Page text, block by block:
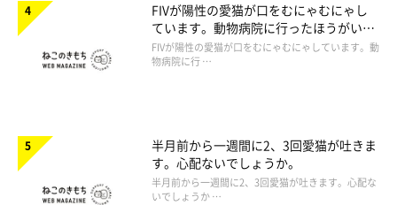
FIVが陽性の愛猫が口をむにゃむにゃし
ています。動物病院に行ったほうがいい
ですか。
FIVが陽性の愛猫が口をむにゃむにゃしています。動
物病院に行 …
半月前から一週間に2、3回愛猫が吐きま
す。心配ないでしょうか。
半月前から一週間に2、3回愛猫が吐きます。心配な
いでしょうか …